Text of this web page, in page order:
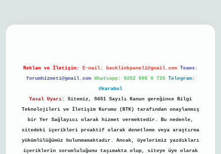
Reklam ve İletişim: E-mail: backlinkpaneli@gmail.com Teams:
forumhizmeti@gmail.com Whatsapp: 0262 606 0 726 Telegram:
@karabul
Yasal Uyarı:
Sitemiz, 5651 Sayılı Kanun gereğince Bilgi
Teknolojileri ve İletişim Kurumu (BTK) tarafından onaylanmış
bir Yer Sağlayıcı olarak hizmet vermektedir. Bu nedenle,
sitedeki içerikleri proaktif olarak denetleme veya araştırma
yükümlülüğümüz bulunmamaktadır. Ancak, üyelerimiz yazdıkları
içeriklerin sorumluluğunu taşımakta olup, siteye üye olarak